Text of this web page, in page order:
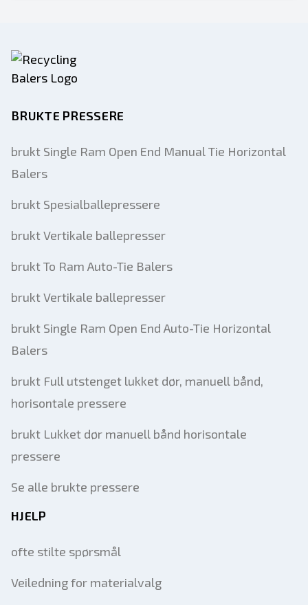
BRUKTE PRESSERE
brukt Single Ram Open End Manual Tie Horizontal
Balers
brukt Spesialballepressere
brukt Vertikale ballepresser
brukt To Ram Auto-Tie Balers
brukt Vertikale ballepresser
brukt Single Ram Open End Auto-Tie Horizontal
Balers
brukt Full utstenget lukket dør, manuell bånd,
horisontale pressere
brukt Lukket dør manuell bånd horisontale
pressere
Se alle brukte pressere
HJELP
ofte stilte spørsmål
Veiledning for materialvalg